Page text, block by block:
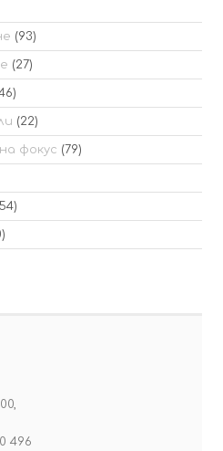
(93)
(27)
(22)
фокус (79)
496